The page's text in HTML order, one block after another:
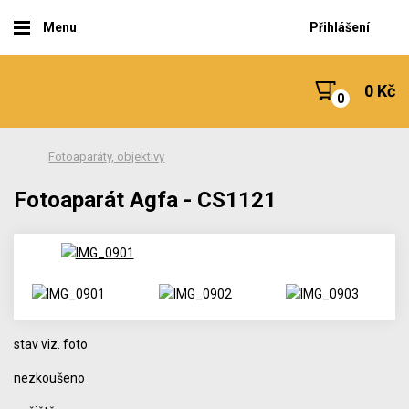
Menu Přihlášení
0 Kč
Fotoaparáty, objektivy
Fotoaparát Agfa - CS1121
stav viz. foto
nezkoušeno